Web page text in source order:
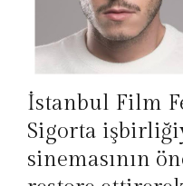
İstanbul Film
Sigorta
sinemasının